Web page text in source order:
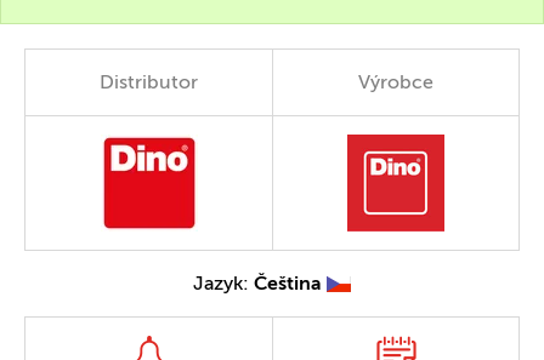
Distributor Výrobce
Jazyk: Čeština